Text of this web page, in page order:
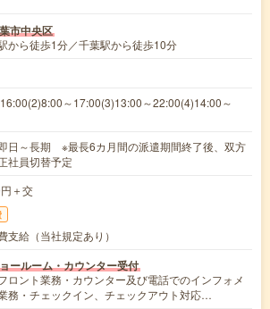
市中央区
から徒歩1分／千葉駅から徒歩10分
～17:00(3)13:00～22:00(4)14:00～
即日～長期 ※最長6カ月間の派遣期間終了後、双方
社員切替予定
＋交
支給（当社規定あり）
ールーム・カウンター受付
ロント業務・カウンター及び電話でのインフォメ
務・チェックイン、チェックアウト対応…